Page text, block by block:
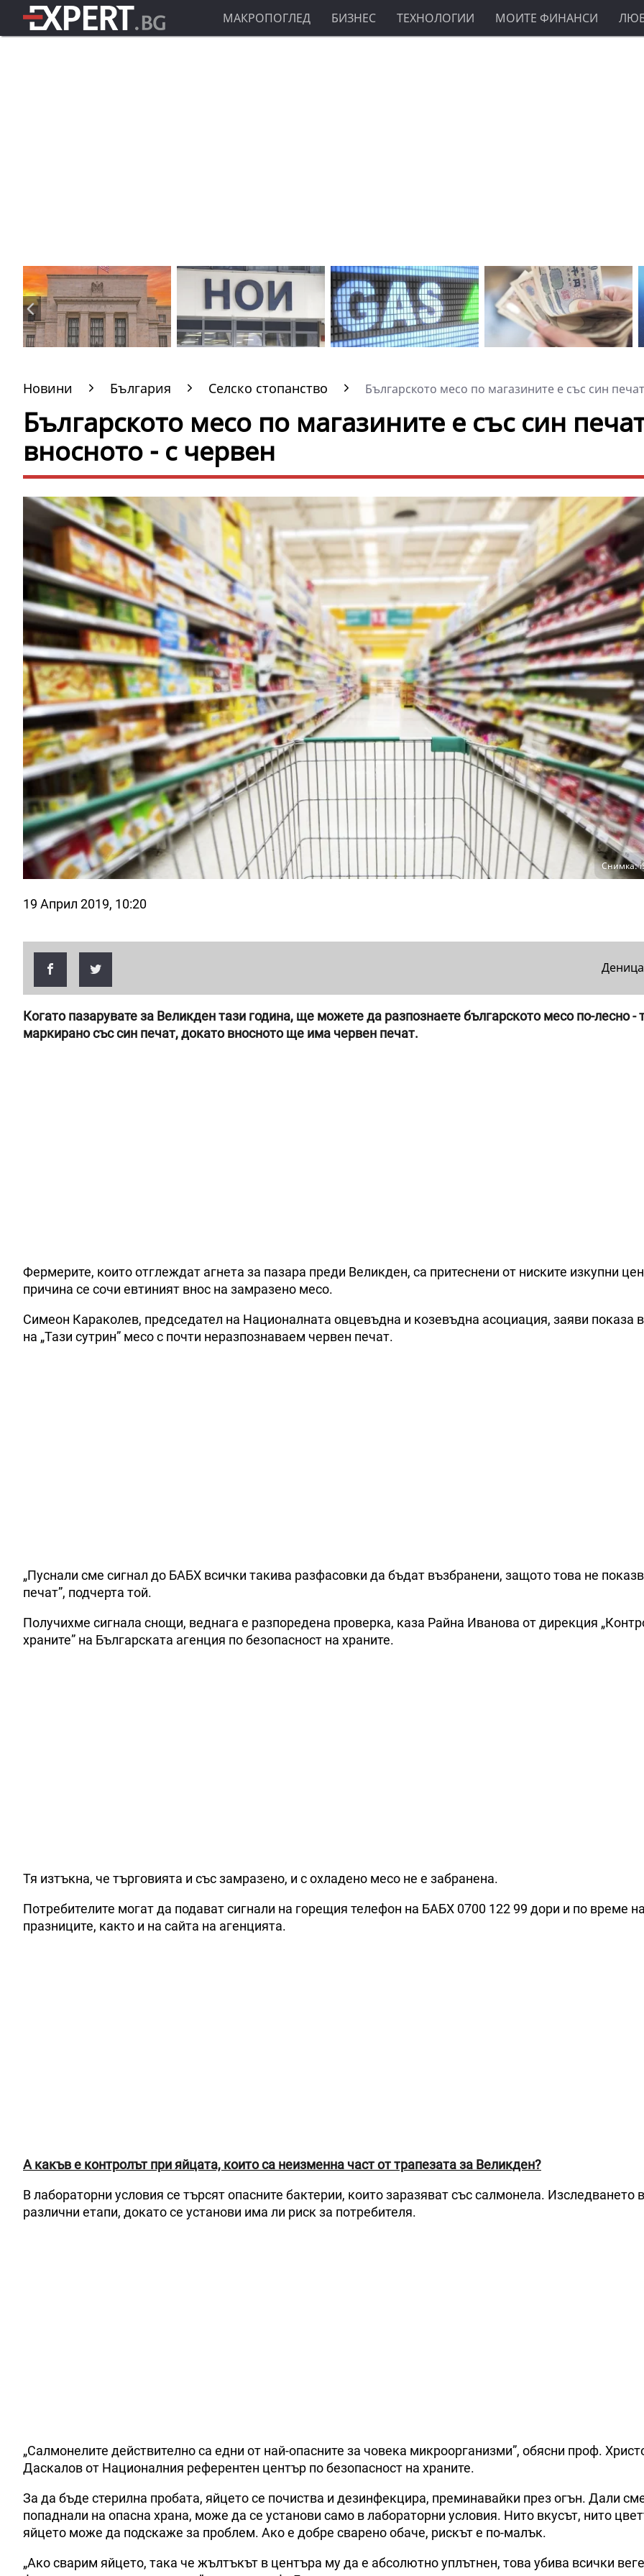
МАКРОПОГЛЕД БИЗНЕС ТЕХНОЛОГИИ МОИТЕ ФИНАНСИ
Новини България Селско стопанство Българското месо по магазините е със син
Българското месо по магазините е със син
вносното - с червен
Снимка:
19 Април 2019, 10:20
Когато пазарувате за Великден тази година, ще можете да разпознаете българското месо по-лесно -
маркирано със син печат, докато вносното ще има червен печат.
Фермерите, които отглеждат агнета за пазара преди Великден, са притеснени от ниските изкупни
причина се сочи евтиният внос на замразено месо.
Симеон Караколев, председател на Националната овцевъдна и козевъдна асоциация, заяви показа
на „Тази сутрин” месо с почти неразпознаваем червен печат.
„Пуснали сме сигнал до БАБХ всички такива разфасовки да бъдат възбранени, защото това не
печат”, подчерта той.
Получихме сигнала снощи, веднага е разпоредена проверка, каза Райна Иванова от дирекция
храните” на Българската агенция по безопасност на храните.
Тя изтъкна, че търговията и със замразено, и с охладено месо не е забранена.
Потребителите могат да подават сигнали на горещия телефон на БАБХ 0700 122 99 дори и по време на
празниците, както и на сайта на агенцията.
А какъв е контролът при яйцата, които са неизменна част от трапезата за Великден?
В лабораторни условия се търсят опасните бактерии, които заразяват със салмонела. Изследването
различни етапи, докато се установи има ли риск за потребителя.
„Салмонелите действително са едни от най-опасните за човека микроорганизми”, обясни проф.
Даскалов от Националния референтен център по безопасност на храните.
За да бъде стерилна пробата, яйцето се почиства и дезинфекцира, преминавайки през огън. Дали
попаднали на опасна храна, може да се установи само в лабораторни условия. Нито вкусът, нито
яйцето може да подскаже за проблем. Ако е добре сварено обаче, рискът е по-малък.
„Ако сварим яйцето, така че жълтъкът в центъра му да е абсолютно уплътнен, това убива всички